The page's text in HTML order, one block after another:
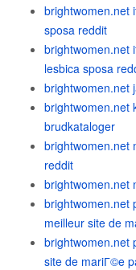
brightwomen.net
sposa reddit
brightwomen.net
lesbica sposa
brightwomen.net
brightwomen.net
brudkataloger
brightwomen.net
reddit
brightwomen.net
brightwomen.net
meilleur site de
brightwomen.net
site de mariГ©e